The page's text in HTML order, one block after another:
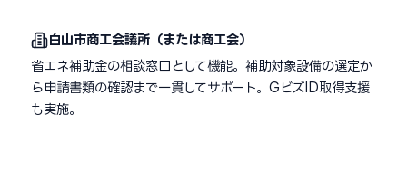
白山市商工会議所（または商工会）
省エネ補助金の相談窓口として機能。補助対象設備の選定か
ら申請書類の確認まで一貫してサポート。GビズID取得支援
も実施。